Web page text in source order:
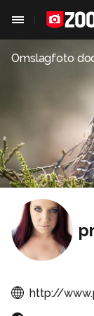
Omslagfoto
http://